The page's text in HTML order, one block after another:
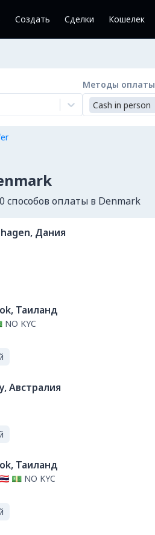
Создать Сделки Кошелек
Методы оплаты
Cash in person
способов оплаты в Denmark
Дания
Таиланд
KYC
Австралия
Таиланд
💵 NO KYC